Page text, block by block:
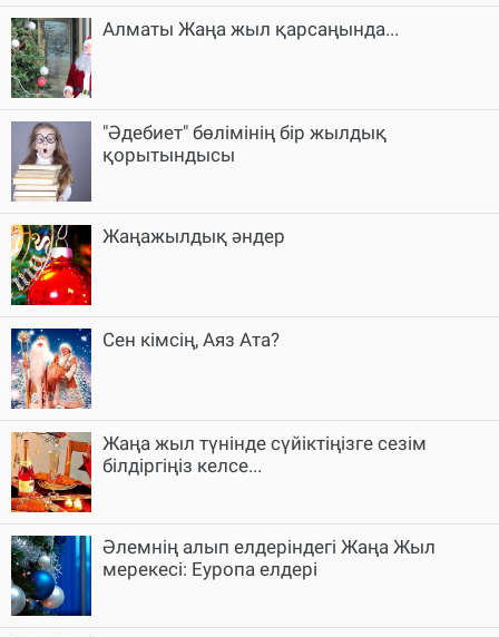
Алматы Жаңа жыл қарсаңында...
"Әдебиет" бөлімінің бір жылдық
қорытындысы
Жаңажылдық әндер
Сен кімсің, Аяз Ата?
Жаңа жыл түнінде сүйіктіңізге сезім
білдіргіңіз келсе...
Әлемнің алып елдеріндегі Жаңа Жыл
мерекесі: Еуропа елдері